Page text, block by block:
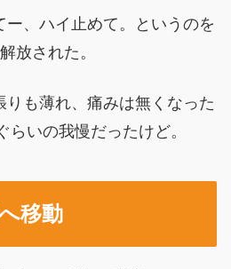
ー、ハイ止めて。というのを
放された。
りも薄れ、痛みは無くなった
いの我慢だったけど。
移動